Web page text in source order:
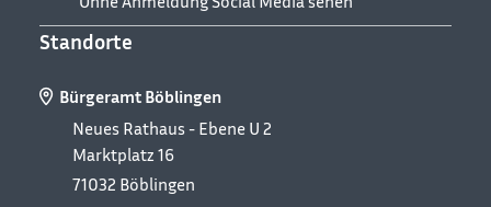
Standorte
Bürgeramt Böblingen
Neues Rathaus - Ebene U 2
Marktplatz 16
71032 Böblingen